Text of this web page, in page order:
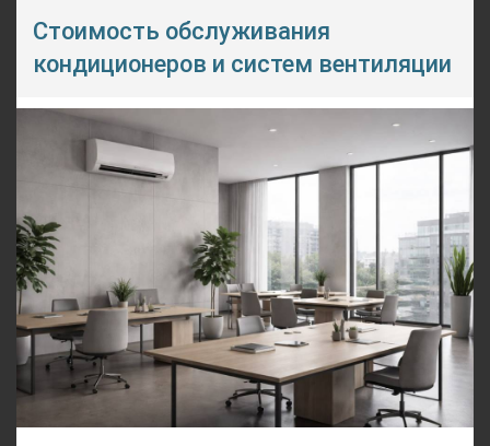
Стоимость обслуживания
кондиционеров и систем вентиляции